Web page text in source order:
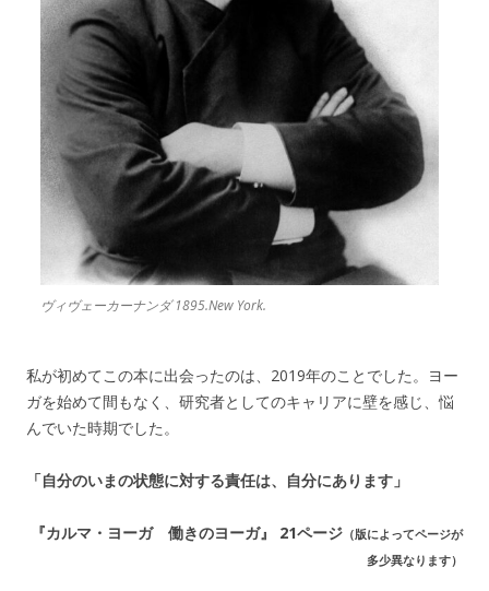
ヴィヴェーカーナンダ 1895.New York.
私が初めてこの本に出会ったのは、2019年のことでした。ヨー
ガを始めて間もなく、研究者としてのキャリアに壁を感じ、悩
んでいた時期でした。
「自分のいまの状態に対する責任は、自分にあります」
『カルマ・ヨーガ 働きのヨーガ』 21ページ （版によってページが
多少異なります）